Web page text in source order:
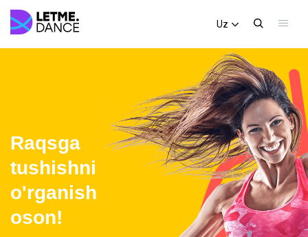
Uz
Raqsga
tushishni
o'rganish
oson!